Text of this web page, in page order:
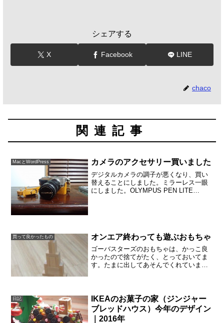
シェアする
X Facebook LINE
chaco
関連記事
MacとWordPress カメラのアクセサリー買いました
デジタルカメラの調子が悪くなり、買い
替えることにしました。ミラーレス一眼
にしました。OLYMPUS PEN LITE
買って良かったもの オンエア終わっても遊ぶおもちゃ
ゴーバスターズのおもちゃは、かっこ良
かったので捨てがたく、とっておいてま
す。たまに出してあそんでくれていま
た違った魅力があります。毎...
日記
IKEAのお菓子の家（ジンジャー
ブレッドハウス）今年のデザイン
｜2016年